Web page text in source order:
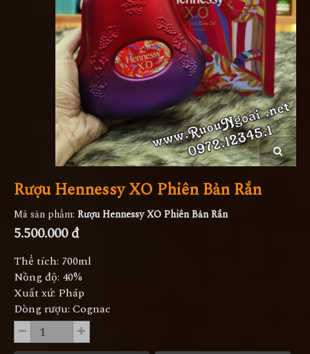
Rượu Hennessy XO Phiên Bản Rắn
Mã sản phẩm: Rượu Hennessy XO Phiên Bản Rắn
5.500.000 đ
Thể tích: 700ml
Nồng độ: 40%
Xuất xứ: Pháp
Dòng rượu: Cognac